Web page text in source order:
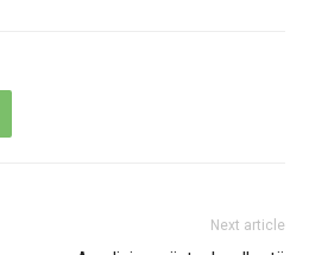
Next article